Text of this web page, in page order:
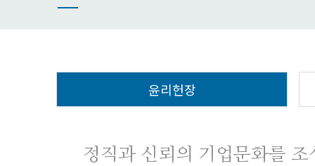
윤리헌장
정직과 신뢰의 기업문화를